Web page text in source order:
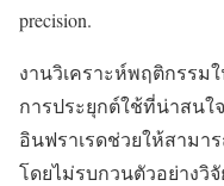
precision.
งานวิเคราะห์พฤติกรรม
การประยุกต์ใช้ที่น่าสนใ
อินฟราเรดช่วยให้สาม
โดยไม่รบกวนตัวอย่าง